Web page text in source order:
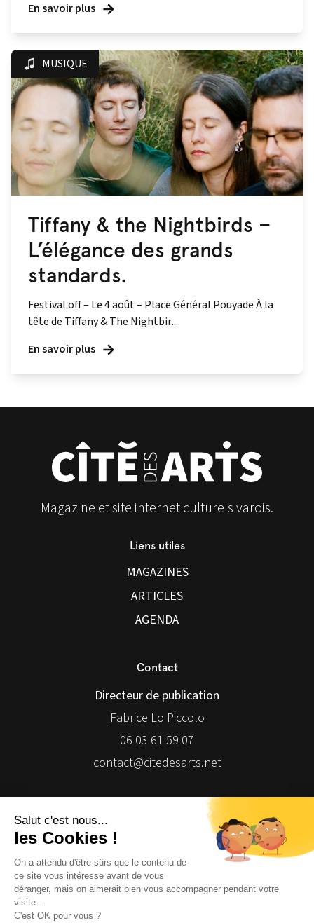
En savoir plus
MUSIQUE
Tiffany & the Nightbirds –
L’élégance des grands
standards.
Festival off – Le 4 août – Place Général Pouyade À la
tête de Tiffany & The Nightbir...
En savoir plus
Magazine et site internet culturels varois.
Liens utiles
MAGAZINES
ARTICLES
AGENDA
Contact
Directeur de publication
Fabrice Lo Piccolo
06 03 61 59 07
contact@citedesarts.net